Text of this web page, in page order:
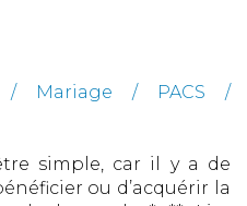
/
Mariage / PACS /
simple, car il y a de
ou d’acquérir la